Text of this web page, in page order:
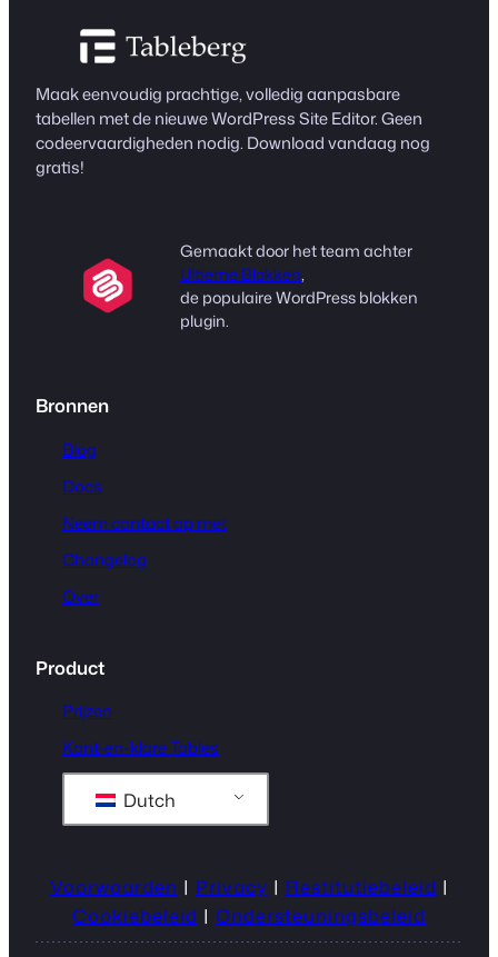
Maak eenvoudig prachtige, volledig aanpasbare
tabellen met de nieuwe WordPress Site Editor. Geen
codeervaardigheden nodig. Download vandaag nog
gratis!
Gemaakt door het team achter
Ultieme Blokken,
de populaire WordPress blokken
plugin.
Bronnen
Blog
Docs
Neem contact op met
Changelog
Over
Product
Prijzen
Kant-en-klare Tables
Dutch
Voorwaarden | Privacy | Restitutiebeleid |
Cookiebeleid | Ondersteuningsbeleid